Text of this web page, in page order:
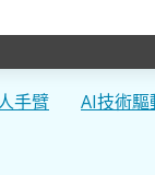
手臂 AI技術